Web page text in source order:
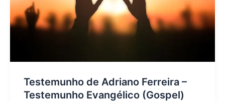
Testemunho de Adriano Ferreira –
Testemunho Evangélico (Gospel)